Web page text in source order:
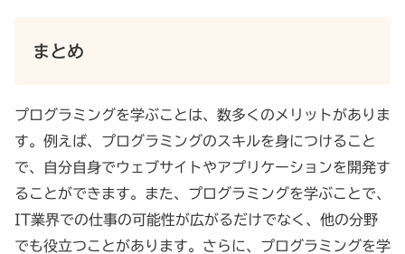
まとめ
プログラミングを学ぶことは、数多くのメリットがありま
す。例えば、プログラミングのスキルを身につけること
で、自分自身でウェブサイトやアプリケーションを開発す
ることができます。また、プログラミングを学ぶことで、
IT業界での仕事の可能性が広がるだけでなく、他の分野
でも役立つことがあります。さらに、プログラミングを学